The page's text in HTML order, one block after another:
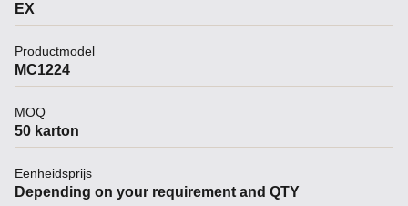
EX
Productmodel
MC1224
MOQ
50 karton
Eenheidsprijs
Depending on your requirement and QTY